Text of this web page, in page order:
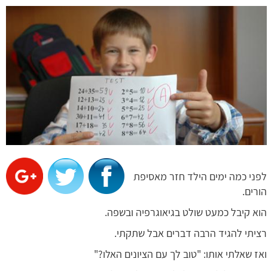
לפני כמה ימים הילד חזר מאסיפת
הורים.
הוא קיבל כמעט שולט בגיאוגרפיה ובשפה.
רציתי להגיד הרבה דברים אבל שתקתי.
ואז שאלתי אותו: "טוב לך עם הציונים האלו?"